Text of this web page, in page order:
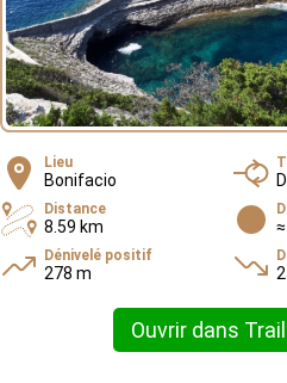
Lieu
Bonifacio
Distance
8.59 km
Dénivelé positif
278 m
Ouvrir dans